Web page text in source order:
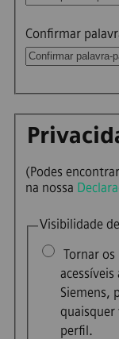
Confirmar
(Podes
na nossa
Visibilidade
Tornar
Siemens,
quaisquer
perfil.